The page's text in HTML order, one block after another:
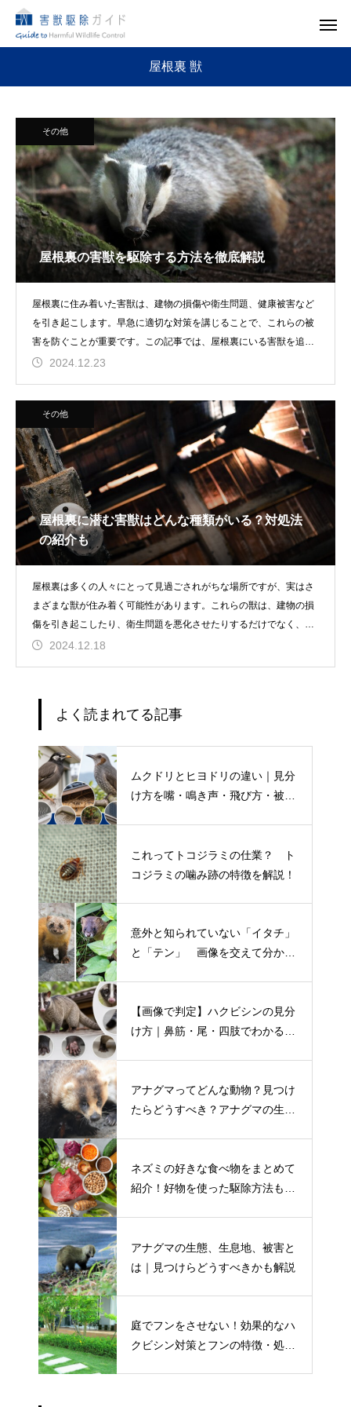
屋根裏 獣
その他
屋根裏の害獣を駆除する方法を徹底解説
屋根裏に住み着いた害獣は、建物の損傷や衛生問題、健康被害など
を引き起こします。早急に適切な対策を講じることで、これらの被
害を防ぐことが重要です。この記事では、屋根裏にいる害獣を追い
出すための具体的な
2024.12.23
その他
屋根裏に潜む害獣はどんな種類がいる？対処法
の紹介も
屋根裏は多くの人々にとって見過ごされがちな場所ですが、実はさ
まざまな獣が住み着く可能性があります。これらの獣は、建物の損
傷を引き起こしたり、衛生問題を悪化させたりするだけでなく、家
の居住者に健康被害
2024.12.18
よく読まれてる記事
ムクドリとヒヨドリの違い｜見分
け方を嘴・鳴き声・飛び方・被害
これってトコジラミの仕業？ ト
コジラミの噛み跡の特徴を解説！
意外と知られていない「イタチ」
と「テン」 画像を交えて分かり
【画像で判定】ハクビシンの見分
け方｜鼻筋・尾・四肢でわかる特
アナグマってどんな動物？見つけ
たらどうすべき？アナグマの生態
ネズミの好きな食べ物をまとめて
紹介！好物を使った駆除方法も解
アナグマの生態、生息地、被害と
は｜見つけらどうすべきかも解説
庭でフンをさせない！効果的なハ
クビシン対策とフンの特徴・処理